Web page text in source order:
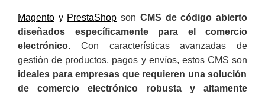
Magento y PrestaShop son CMS de código abierto
diseñados específicamente para el comercio
electrónico. Con características avanzadas de
gestión de productos, pagos y envíos, estos CMS son
ideales para empresas que requieren una solución
de comercio electrónico robusta y altamente